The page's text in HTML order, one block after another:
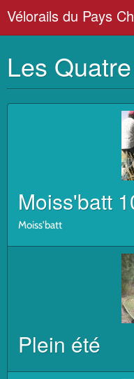
ATELIERS DES PIONNIERS
Les
Moiss'batt
Moiss'batt
Plein été